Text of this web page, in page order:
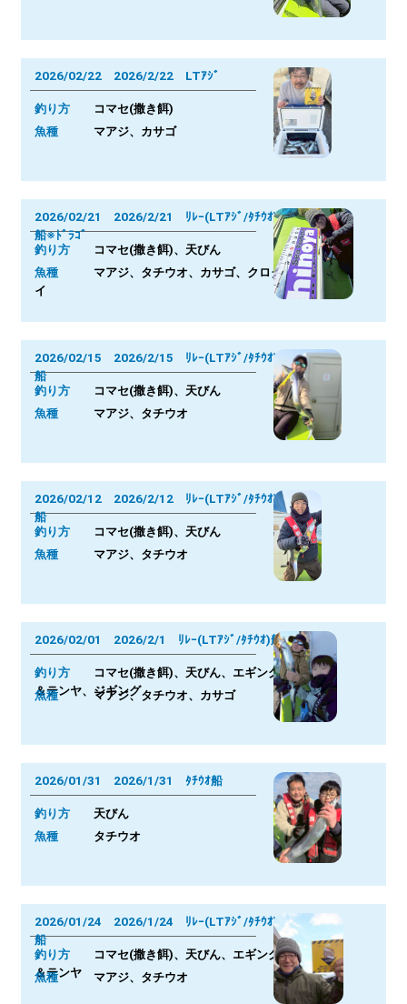
2026/02/22 2026/2/22 LTｱｼﾞ
釣り方
コマセ(撒き餌)
魚種 マアジ、カサゴ
2026/02/21 2026/2/21 ﾘﾚｰ(LTｱｼﾞ/ﾀﾁｳｵ)
船※ﾄﾞﾗｺﾞ
釣り方
コマセ(撒き餌)、天びん
魚種 マアジ、タチウオ、カサゴ、クロダ
イ
2026/02/15 2026/2/15 ﾘﾚｰ(LTｱｼﾞ/ﾀﾁｳｵ)
船
釣り方
コマセ(撒き餌)、天びん
魚種 マアジ、タチウオ
2026/02/12 2026/2/12 ﾘﾚｰ(LTｱｼﾞ/ﾀﾁｳｵ)
船
釣り方
コマセ(撒き餌)、天びん
魚種 マアジ、タチウオ
2026/02/01 2026/2/1 ﾘﾚｰ(LTｱｼﾞ/ﾀﾁｳｵ)船
釣り方
コマセ(撒き餌)、天びん、エギング
＆テンヤ、ジギング
魚種 マアジ、タチウオ、カサゴ
2026/01/31 2026/1/31 ﾀﾁｳｵ船
釣り方 天びん
魚種 タチウオ
2026/01/24 2026/1/24 ﾘﾚｰ(LTｱｼﾞ/ﾀﾁｳｵ)
船
釣り方
コマセ(撒き餌)、天びん、エギング
＆テンヤ
魚種 マアジ、タチウオ